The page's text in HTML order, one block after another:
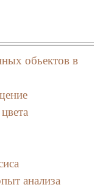
обьектов в
анализа